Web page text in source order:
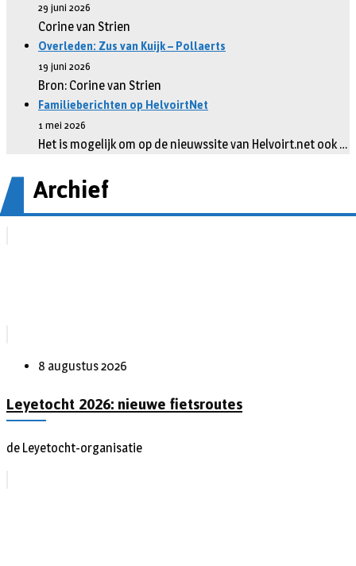
29 juni 2026
Corine van Strien
Overleden: Zus van Kuijk – Pollaerts
19 juni 2026
Bron: Corine van Strien
Familieberichten op HelvoirtNet
1 mei 2026
Het is mogelijk om op de nieuwssite van Helvoirt.net ook …
Archief
8 augustus 2026
Leyetocht 2026: nieuwe fietsroutes
de Leyetocht-organisatie